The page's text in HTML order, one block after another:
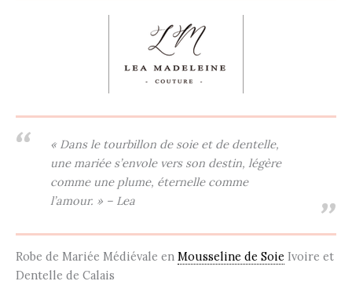
« Dans le tourbillon de soie et de dentelle,
une mariée s’envole vers son destin, légère
comme une plume, éternelle comme
l’amour. » – Lea
Robe de Mariée Médiévale en Mousseline de Soie Ivoire et
Dentelle de Calais